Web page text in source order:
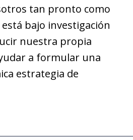
tan pronto como
bajo investigación
nuestra propia
a formular una
estrategia de